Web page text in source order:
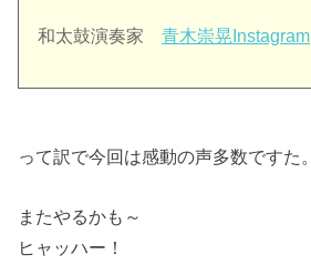
和太鼓演奏家青木崇晃Instagram
って訳で今回は感動の声多数ですた。
またやるかも～
ヒャッハー！